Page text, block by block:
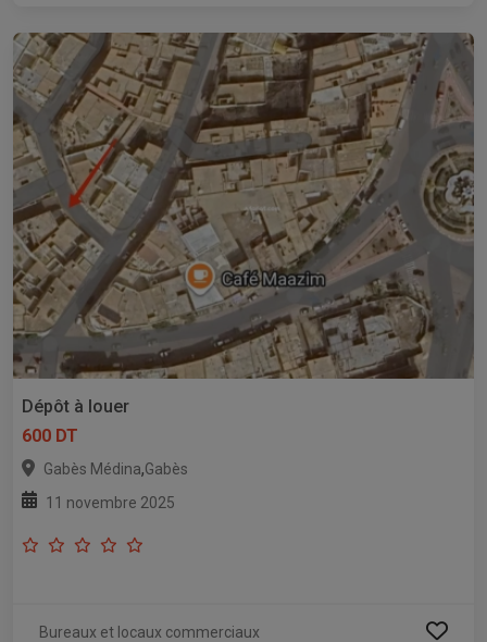
Dépôt à louer
600 DT
Gabès Médina,Gabès
11 novembre 2025
Bureaux et locaux commerciaux